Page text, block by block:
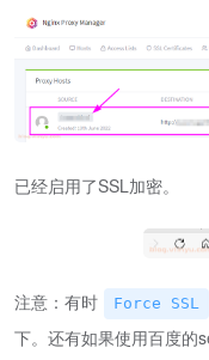
已经启用了SSL加密。
注意：有时 Force SSL
下。还有如果使用百度的